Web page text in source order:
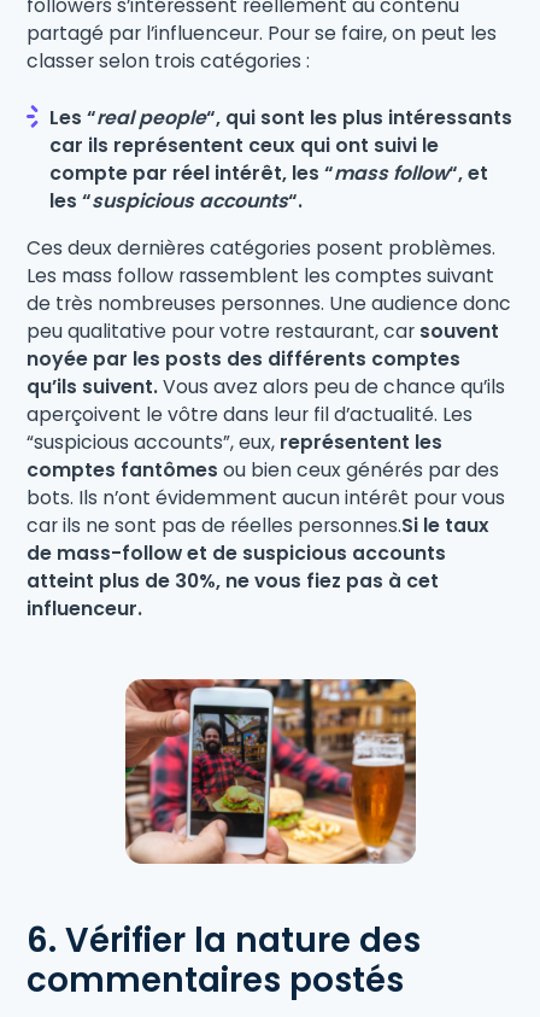
followers s’intéressent réellement au contenu
partagé par l’influenceur. Pour se faire, on peut les
classer selon trois catégories :
Les “real people“, qui sont les plus intéressants
car ils représentent ceux qui ont suivi le
compte par réel intérêt, les “mass follow“, et
les “suspicious accounts“.
Ces deux dernières catégories posent problèmes.
Les mass follow rassemblent les comptes suivant
de très nombreuses personnes. Une audience donc
peu qualitative pour votre restaurant, car souvent
noyée par les posts des différents comptes
qu’ils suivent.Vous avez alors peu de chance qu’ils
aperçoivent le vôtre dans leur fil d’actualité. Les
“suspicious accounts”, eux, représentent les
comptes fantômes ou bien ceux générés par des
bots. Ils n’ont évidemment aucun intérêt pour vous
car ils ne sont pas de réelles personnes.Si le taux
de mass-follow et de suspicious accounts
atteint plus de 30%, ne vous fiez pas à cet
influenceur.
6. Vérifier la nature des
commentaires postés